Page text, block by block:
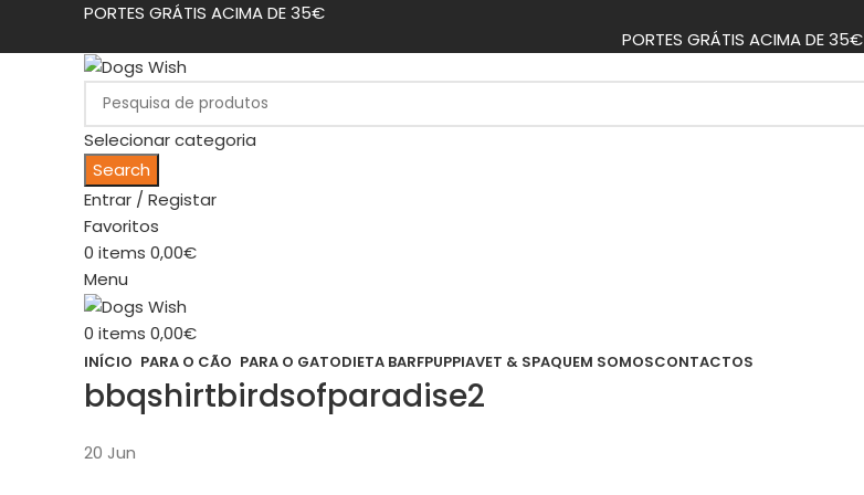
PORTES GRÁTIS ACIMA DE 35€
PORTES GRÁTIS ACIMA DE 35€
Selecionar categoria
Search
Entrar / Registar
Favoritos
0 items 0,00€
Menu
0 items 0,00€
INÍCIO PARA O CÃO PARA O GATODIETA BARFPUPPIAVET & SPAQUEM SOMOSCONTACTOS
bbqshirtbirdsofparadise2
20 Jun